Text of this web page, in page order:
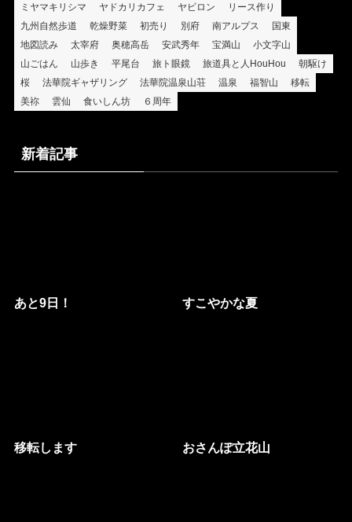
ミヤマキリシマ
ヤドカリカフェ ヤビロン
リース作り
九州自然歩道
乾燥野菜 初売り 別府 南アルプス
国東
地図読み
太宰府 奥穂高岳 安武秀年 宝満山
小文字山
山ごはん
山歩き 平尾台 旅ト眼鏡 旅道具と人HouHou
朝駆け
桜
法華院ギャザリング 法華院温泉山荘 温泉 福智山
移転
美祢
雲仙 食いしん坊 ６周年
新着記事
あと9日！ すこやかな夏
移転します おさんぽ立花山